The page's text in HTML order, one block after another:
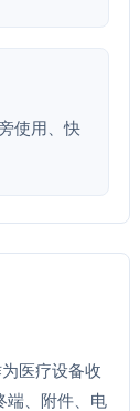
使用、快
医疗设备收
端、附件、电